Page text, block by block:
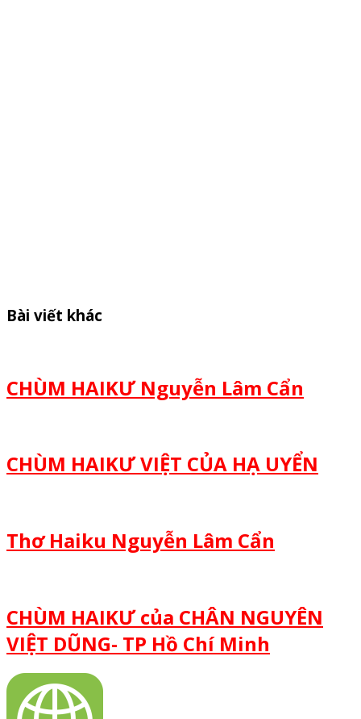
Bài viết khác
CHÙM HAIKƯ Nguyễn Lâm Cẩn
CHÙM HAIKƯ VIỆT CỦA HẠ UYỂN
Thơ Haiku Nguyễn Lâm Cẩn
CHÙM HAIKƯ của CHÂN NGUYÊN
VIỆT DŨNG- TP Hồ Chí Minh